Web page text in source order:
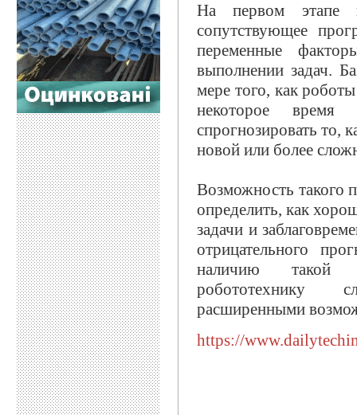
На первом этапе
сопутствующее
переменные
выполнении задач.
мере того, как
некоторое время
спрогнозировать то,
новой или более
Возможность такого
определить, как
задачи и
отрицательного
наличию такой
робототехнику
расширенными
https://